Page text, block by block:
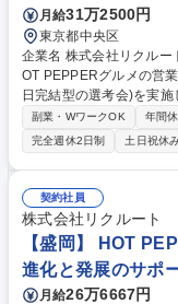
月給31万2500円
東京都中央区
企業名 株式会社リクルート 求人名 ★9/17(水)1day選考会＠オンラ
OT PEPPERグルメの営業/※東京 仕事の内容 9月17日(
日完結型の選考会)を実
定となります。（1次面
食店に対して『ホットペ
業務・経営支援の企画提
拓」に専念する部署への配属を予定
職の業務一切 募集職種 ★9/17(水)1day選考会＠オンライン/HOT PEPPER
グルメの営業/※東京
副業・WワークOK 年間
完全週休2日制
土日祝休
契約社員
株式会社リクルート
【盛岡】 HOT
進化と発展のサポ
月給26万6667円